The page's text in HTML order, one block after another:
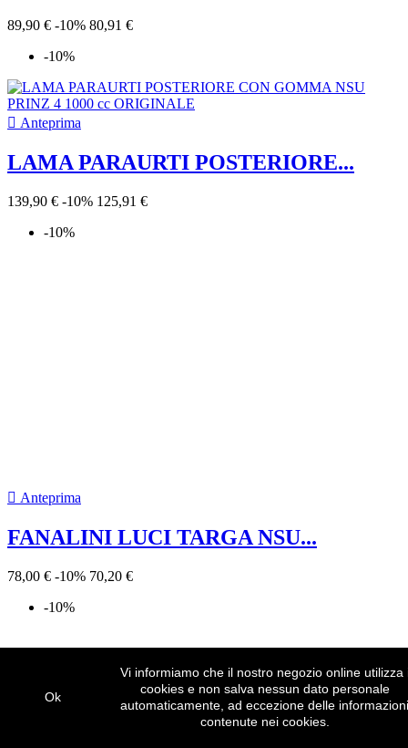
89,90 € -10% 80,91 €
-10%
 Anteprima
LAMA PARAURTI POSTERIORE...
139,90 € -10% 125,91 €
-10%
VETRO PARABREZZA ANTERIORE...
Ok
Vi informiamo che il nostro negozio online utilizza
cookies e non salva nessun dato personale
automaticamente, ad eccezione delle informazioni
contenute nei cookies.